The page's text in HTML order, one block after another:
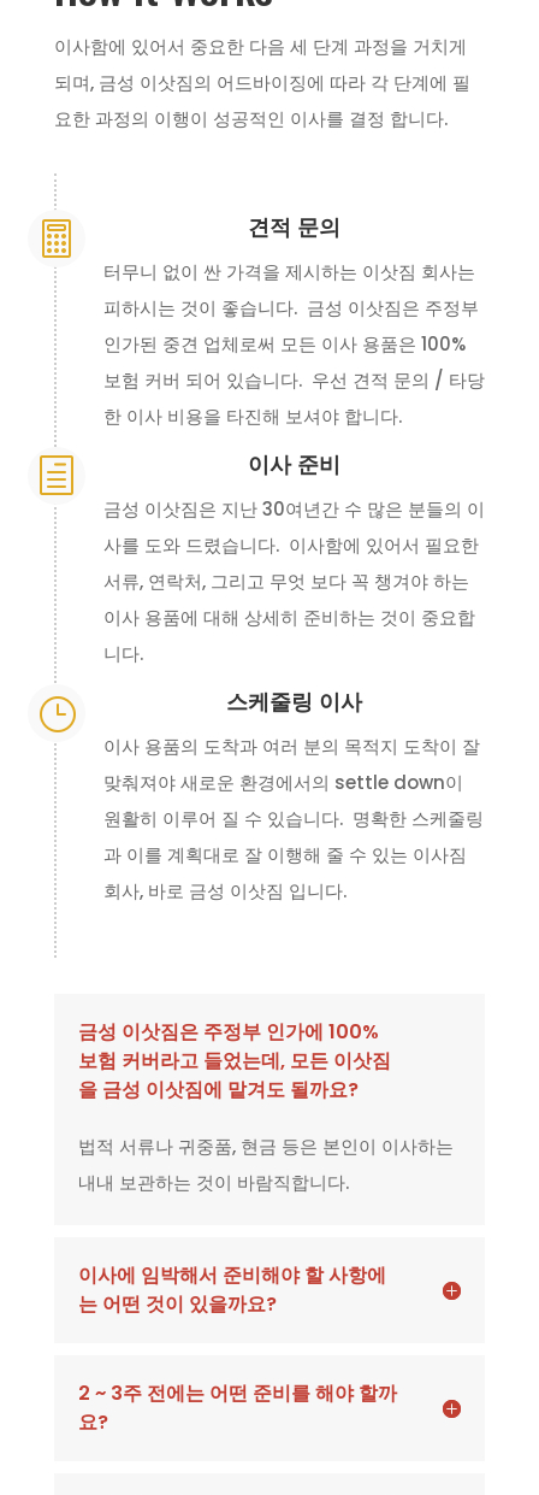
이사함에 있어서 중요한 다음 세 단계 과정을 거치게
되며, 금성 이삿짐의 어드바이징에 따라 각 단계에 필
요한 과정의 이행이 성공적인 이사를 결정 합니다.
 견적 문의
터무니 없이 싼 가격을 제시하는 이삿짐 회사는
피하시는 것이 좋습니다. 금성 이삿짐은 주정부
인가된 중견 업체로써 모든 이사 용품은 100%
보험 커버 되어 있습니다. 우선 견적 문의 / 타당
한 이사 비용을 타진해 보셔야 합니다.
h 이사 준비
금성 이삿짐은 지난 30여년간 수 많은 분들의 이
사를 도와 드렸습니다. 이사함에 있어서 필요한
서류, 연락처, 그리고 무엇 보다 꼭 챙겨야 하는
이사 용품에 대해 상세히 준비하는 것이 중요합
니다.
} 스케줄링 이사
이사 용품의 도착과 여러 분의 목적지 도착이 잘
맞춰져야 새로운 환경에서의 settle down이
원활히 이루어 질 수 있습니다. 명확한 스케줄링
과 이를 계획대로 잘 이행해 줄 수 있는 이사짐
회사, 바로 금성 이삿짐 입니다.
금성 이삿짐은 주정부 인가에 100%
보험 커버라고 들었는데, 모든 이삿짐
을 금성 이삿짐에 맡겨도 될까요?
법적 서류나 귀중품, 현금 등은 본인이 이사하는
내내 보관하는 것이 바람직합니다.
이사에 임박해서 준비해야 할 사항에
는 어떤 것이 있을까요?
2 ~ 3주 전에는 어떤 준비를 해야 할까
요?